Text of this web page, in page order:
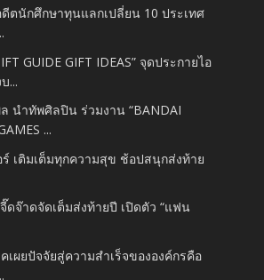
ดีตนักศึกษาทุนแลกเปลี่ยน 10 ประเทศ
GUIDE GIFT IDEAS” จุดประกายไอ
...
นำทัพศิลปิน ร่วมงาน “BANDAI
...
ร์ เติมเต็มทุกความสุข ช้อปสนุกส่งท้าย
ดจ๊าดจัดเต็มส่งท้ายปี เปิดตัว “แฟน
เผยปัจจัยสู่ความสำเร็จขององค์กรคือ